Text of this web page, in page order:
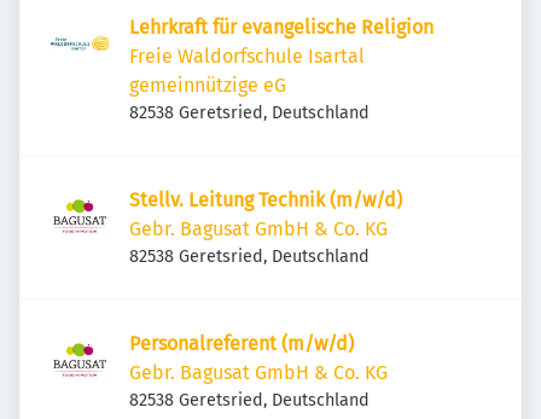
Lehrkraft für evangelische Religion
Freie Waldorfschule Isartal
gemeinnützige eG
82538 Geretsried, Deutschland
Stellv. Leitung Technik (m/w/d)
Gebr. Bagusat GmbH & Co. KG
82538 Geretsried, Deutschland
Personalreferent (m/w/d)
Gebr. Bagusat GmbH & Co. KG
82538 Geretsried, Deutschland